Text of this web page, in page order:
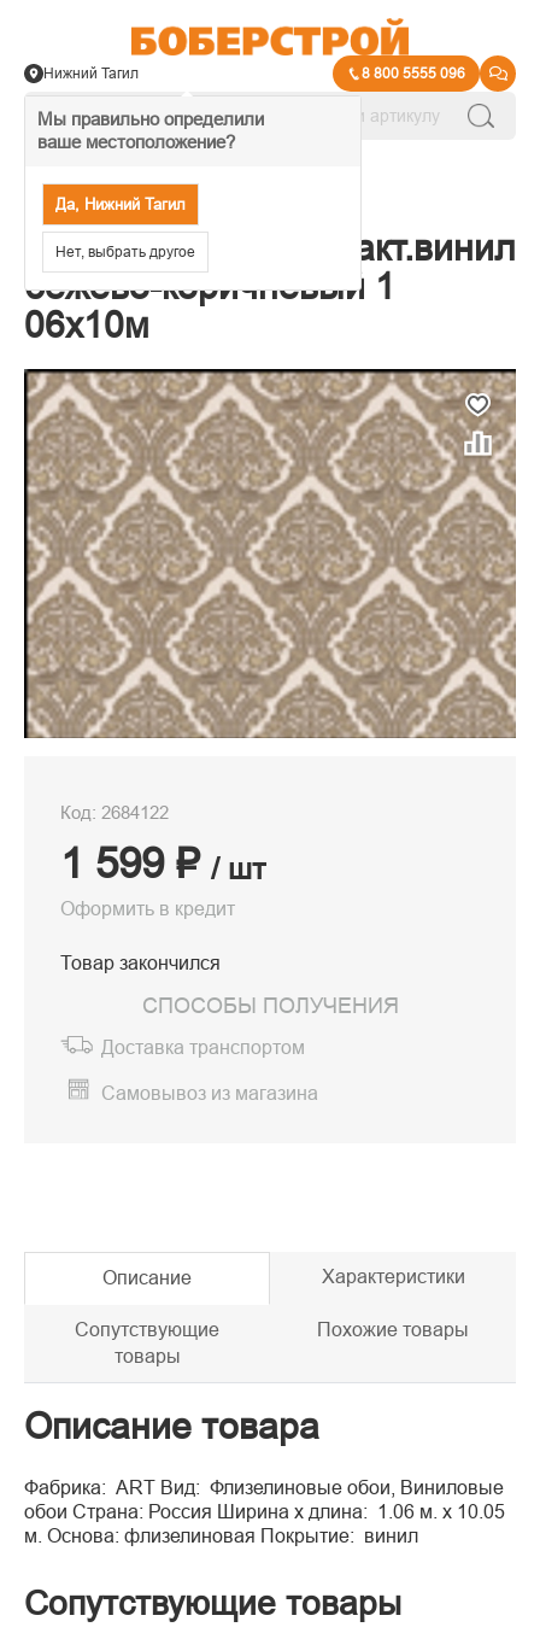
Мы правильно определили
ваше местоположение?
Да, Нижний Тагил
Нет, выбрать другое
Нижний Тагил 8 800 5555 096
Обои Filigrana компакт.винил
бежево-коричневый 1
06х10м
Код: 2684122
1 599 ₽ / шт
Оформить в кредит
Товар закончился
СПОСОБЫ ПОЛУЧЕНИЯ
Доставка транспортом
Самовывоз из магазина
Описание Характеристики
Сопутствующие
товары
Похожие товары
Описание товара
Фабрика: ART Вид: Флизелиновые обои, Виниловые
обои Страна: Россия Ширина x длина: 1.06 м. x 10.05
м. Основа: флизелиновая Покрытие: винил
Сопутствующие товары